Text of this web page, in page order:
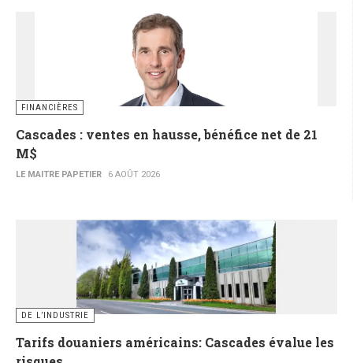
FINANCIÈRES
Cascades : ventes en hausse, bénéfice net de 21
M$
LE MAITRE PAPETIER 6 AOÛT 2026
DE L’INDUSTRIE
Tarifs douaniers américains: Cascades évalue les